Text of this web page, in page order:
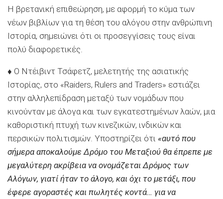
Η βρετανική επιθεώρηση, με αφορμή το κύμα των
νέων βιβλίων για τη θέση του αλόγου στην ανθρώπινη
Ιστορία, σημειώνει ότι οι προσεγγίσεις τους είναι
πολύ διαφορετικές.
♦ Ο Ντέιβιντ Τσάφετζ, μελετητής της ασιατικής
Ιστορίας, στο «Raiders, Rulers and Traders» εστιάζει
στην αλληλεπίδραση μεταξύ των νομάδων που
κινούνταν με άλογα και των εγκατεστημένων λαών, μια
καθοριστική πτυχή των κινεζικών, ινδικών και
περσικών πολιτισμών. Υποστηρίζει ότι «αυτό που
σήμερα αποκαλούμε Δρόμο του Μεταξιού θα έπρεπε με
μεγαλύτερη ακρίβεια να ονομάζεται Δρόμος των
Αλόγων, γιατί ήταν το άλογο, και όχι το μετάξι, που
έφερε αγοραστές και πωλητές κοντά… για να